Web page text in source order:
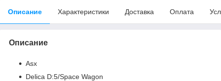
Описание Характеристики Доставка Оплата
Описание
Asx
Delica D:5/Space Wagon